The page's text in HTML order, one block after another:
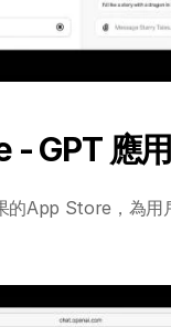
- GPT 應
App Store，為用